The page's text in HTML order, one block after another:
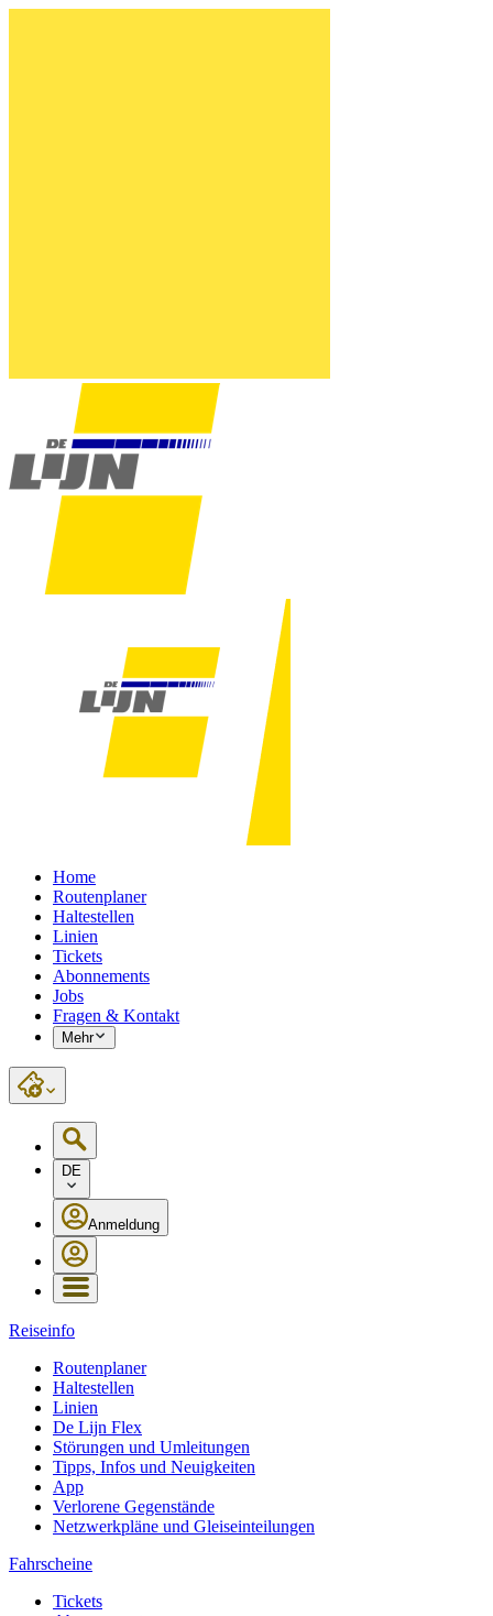
Home
Routenplaner
Haltestellen
Linien
Tickets
Abonnements
Jobs
Fragen & Kontakt
Mehr
DE
Anmeldung
Reiseinfo
Routenplaner
Haltestellen
Linien
De Lijn Flex
Störungen und Umleitungen
Tipps, Infos und Neuigkeiten
App
Verlorene Gegenstände
Netzwerkpläne und Gleiseinteilungen
Fahrscheine
Tickets